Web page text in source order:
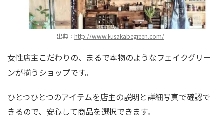
出典： http://www.kusakabegreen.com/
女性店主こだわりの、まるで本物のようなフェイクグリー
ンが揃うショップです。
ひとつひとつのアイテムを店主の説明と詳細写真で確認で
きるので、安心して商品を選択できます。